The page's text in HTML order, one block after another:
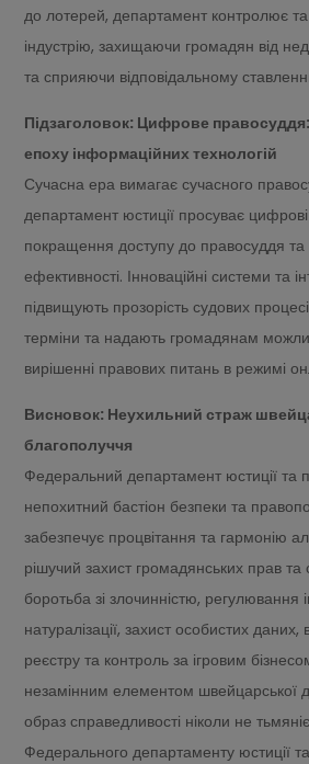
до лотерей, департамент контролює та
індустрію, захищаючи громадян від
та сприяючи відповідальному
Підзаголовок: Цифрове
епоху інформаційних технологій
Сучасна ера вимагає сучасного
департамент юстиції просуває цифрові
покращення доступу до правосуддя
ефективності. Інноваційні системи та
підвищують прозорість судових
терміни та надають громадянам
вирішенні правових питань в режимі
Висновок: Неухильний страж
благополуччя
Федеральний департамент юстиції та
непохитний бастіон безпеки та
забезпечує процвітання та гармонію
рішучий захист громадянських прав
боротьба зі злочинністю, регулювання
натуралізації, захист особистих
реєстру та контроль за ігровим
незамінним елементом швейцарської
образ справедливості ніколи не
Федерального департаменту юстиції та